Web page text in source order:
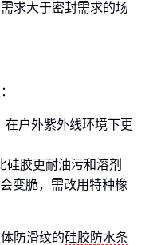
求大于密封需求的场
在户外紫外线环境下更
硅胶更耐油污和溶剂
变脆，需改用特种橡
防滑纹的硅胶防水条